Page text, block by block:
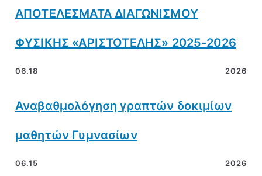
ΑΠΟΤΕΛΕΣΜΑΤΑ ΔΙΑΓΩΝΙΣΜΟΥ
ΦΥΣΙΚΗΣ «ΑΡΙΣΤΟΤΕΛΗΣ» 2025-2026
06.18 2026
Αναβαθμολόγηση γραπτών δοκιμίων
μαθητών Γυμνασίων
06.15 2026